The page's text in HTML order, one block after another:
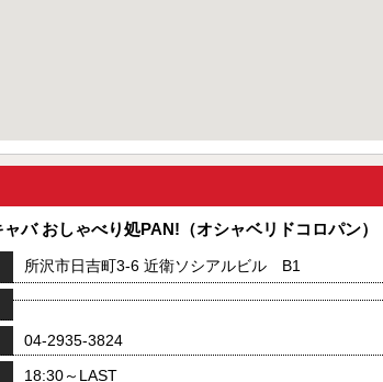
バ おしゃべり処PAN!（オシャベリドコロパン）
所沢市日吉町3-6 近衛ソシアルビル B1
04-2935-3824
18:30～LAST